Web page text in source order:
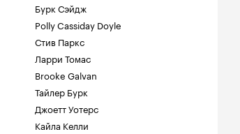
Бурк Сэйдж
Polly Cassiday Doyle
Стив Паркс
Ларри Томас
Brooke Galvan
Тайлер Бурк
Джоетт Уотерс
Кайла Келли